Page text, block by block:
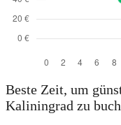
Beste Zeit, um
Kaliningrad zu